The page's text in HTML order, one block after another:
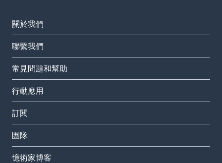
關於我們
聯繫我們
常見問題和幫助
行動應用
訂閱
團隊
憶術家博客